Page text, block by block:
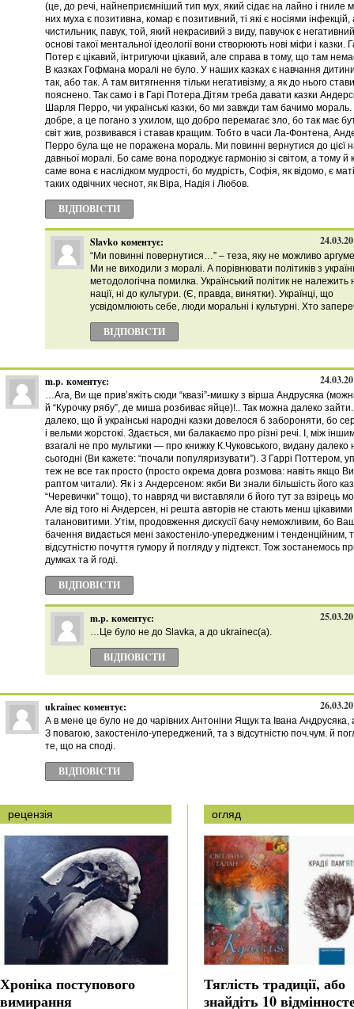
(це, до речі, найнеприємніший тип мух, який сідає на лайно і гниле
них муха є позитивна, комар є позитивний, ті які є носіями інфекцій,
чистильник, павук, той, який некрасивий з виду, павучок є
основі такої ментальної ідеології вони створюють нові міфи і казки.
Потер є цікавий, інтригуючи цікавий, але справа в тому, що там
В казках Гофмана моралі не було. У наших казках є навчання
так, або так. А там витягнення тільки негативізму, а як до нього
пояснено. Так само і в Гарі Потера.Дітям треба давати казки
Шарля Перро, чи українські казки, бо ми завжди там бачимо
добре, а це погано з ухилом, що добро перемагає зло, бо так має
світ жив, розвивався і ставав кращим. Тобто в часи Ла-Фонтена,
Перро була ще не поражена мораль. Ми повинні вернутися до цієї
давньої моралі. Бо саме вона породжує гармонію зі світом, а тому й
саме вона є наслідком мудрості, бо мудрість, Софія, як відомо, є
таких одвічних чеснот, як Віра, Надія і Любов.
ВІДПОВІCТИ
Slavko коментує:
“Ми повинні повернутися…” – теза, яку не можливо
Ми не виходили з моралі. А порівнювати політиків з
методологічна помилка. Український політик не належить
нації, ні до культури. (Є, правда, винятки). Українці, що
усвідомлюють себе, люди моральні і культурні. Хто
ВІДПОВІCТИ
m.p. коментує:
…Ага, Ви ще прив’яжіть сюди “квазі”-мишку з вірша Андрусяка
й “Курочку рябу”, де миша розбиває яйце)!.. Так можна далеко зайти.
далеко, що й українські народні казки довелося б забороняти, бо
і вельми жорстокі. Здається, ми балакаємо про різні речі. І, між
взагалі не про мультики — про книжку К.Чуковського, видану далеко
сьогодні (Ви кажете: “почали популяризувати”). З Гаррі Поттером,
теж не все так просто (просто окрема довга розмова: навіть якщо
раптом читали). Як і з Андерсеном: якби Ви знали більшість його
“Черевички” тощо), то навряд чи виставляли б його тут за взірець
Але від того ні Андерсен, ні решта авторів не стають менш
талановитими. Утім, продовження дискусії бачу неможливим, бо
бачення видається мені закостеніло-упередженим і тенденційним,
відсутністю почуття гумору й погляду у підтекст. Тож зостанемось
думках та й годі.
ВІДПОВІCТИ
m.p. коментує:
…Це було не до Slavkа, а до ukrainec(а).
ВІДПОВІCТИ
ukrainec коментує:
А в мене це було не до чарівних Антоніни Ящук та Івана Андрусяка,
З повагою, закостеніло-упереджений, та з відсутністю поч.чум. й
те, що на споді.
ВІДПОВІCТИ
рецензія
Хроніка поступового
вимирання
огляд
Тяглість традиції, або
знайдіть 10